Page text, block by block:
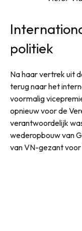
politiek
Na haar vertrek uit
terug naar het
voormalig
opnieuw voor de
verantwoordelijk
wederopbouw van
van VN-gezant